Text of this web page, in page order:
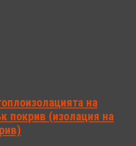
на
покрив (изолация на